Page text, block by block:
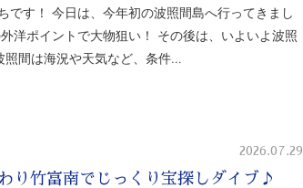
です！ 今日は、今年初の波照間島へ行ってきまし
洋ポイントで大物狙い！ その後は、いよいよ波照
照間は海況や天気など、条件…
2026.07.29
り竹富南でじっくり宝探しダイブ♪